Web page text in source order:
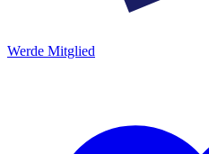
Werde Mitglied